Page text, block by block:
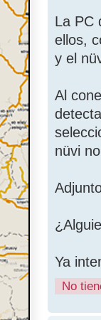
La PC
ellos,
y el
Al
nüvi
Ya
No